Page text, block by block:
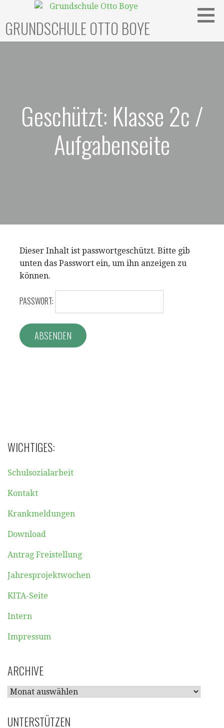
springen
GRUNDSCHULE OTTO BOYE
Geschützt: Klasse 2c /
Aufgabenseite
Dieser Inhalt ist passwortgeschützt. Bitte gib
unten das Passwort ein, um ihn anzeigen zu
können.
PASSWORT:
WICHTIGES:
Schulsozialarbeit
Kontakt
Krankmeldungen
Download
Antrag Freistellung
Jahresprojektwochen
KITA-Seite
Intern
Impressum
ARCHIVE
ARCHIVE
UNTERSTÜTZEN